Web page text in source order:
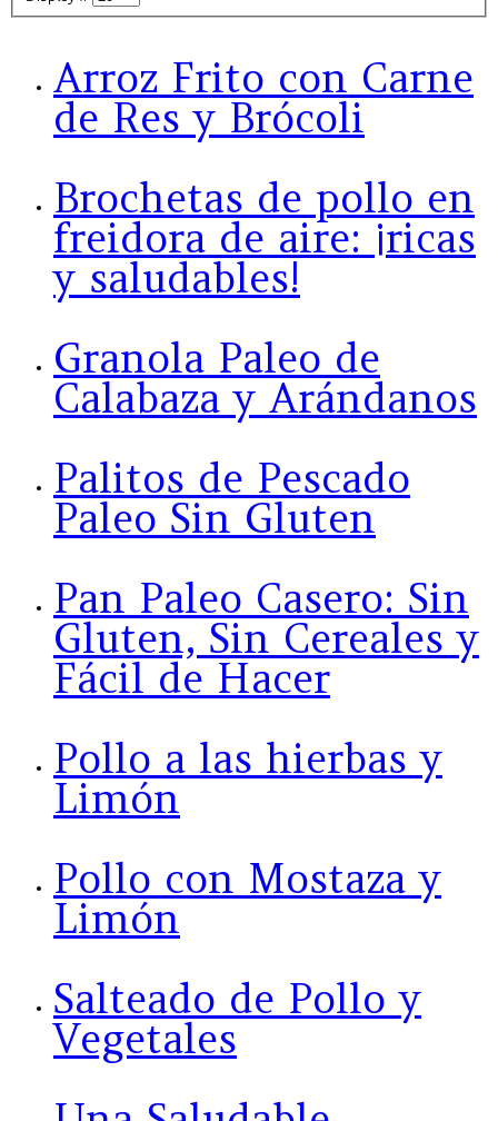
Arroz Frito con Carne
de Res y Brócoli
Brochetas de pollo en
freidora de aire: ¡ricas
y saludables!
Granola Paleo de
Calabaza y Arándanos
Palitos de Pescado
Paleo Sin Gluten
Pan Paleo Casero: Sin
Gluten, Sin Cereales y
Fácil de Hacer
Pollo a las hierbas y
Limón
Pollo con Mostaza y
Limón
Salteado de Pollo y
Vegetales